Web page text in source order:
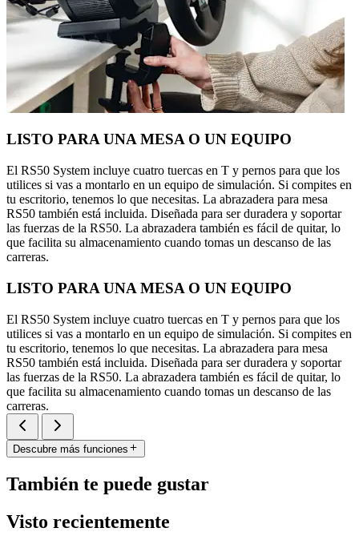
LISTO PARA UNA MESA O UN EQUIPO
El RS50 System incluye cuatro tuercas en T y pernos para que los
utilices si vas a montarlo en un equipo de simulación. Si compites en
tu escritorio, tenemos lo que necesitas. La abrazadera para mesa
RS50 también está incluida. Diseñada para ser duradera y soportar
las fuerzas de la RS50. La abrazadera también es fácil de quitar, lo
que facilita su almacenamiento cuando tomas un descanso de las
carreras.
LISTO PARA UNA MESA O UN EQUIPO
El RS50 System incluye cuatro tuercas en T y pernos para que los
utilices si vas a montarlo en un equipo de simulación. Si compites en
tu escritorio, tenemos lo que necesitas. La abrazadera para mesa
RS50 también está incluida. Diseñada para ser duradera y soportar
las fuerzas de la RS50. La abrazadera también es fácil de quitar, lo
que facilita su almacenamiento cuando tomas un descanso de las
carreras.
Descubre más funciones
También te puede gustar
Visto recientemente